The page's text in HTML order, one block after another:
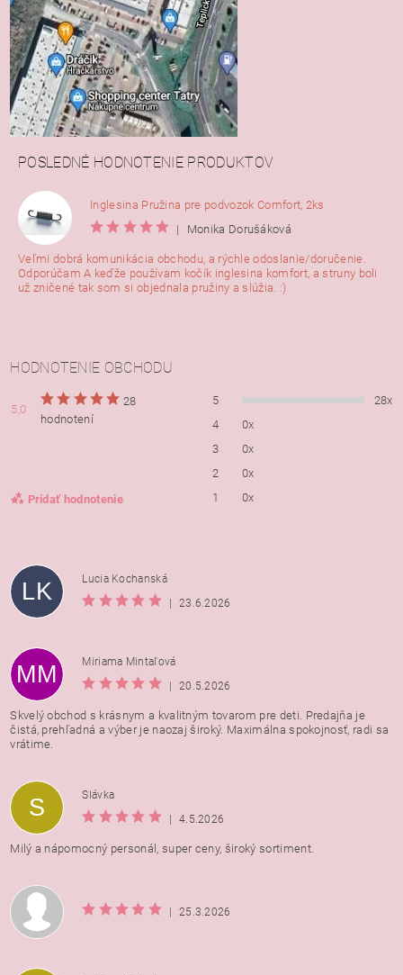
POSLEDNÉ HODNOTENIE PRODUKTOV
Inglesina Pružina pre podvozok Comfort, 2ks
|
Monika Dorušáková
Veľmi dobrá komunikácia obchodu, a rýchle odoslanie/doručenie.
Odporúčam A keďže používam kočík inglesina komfort, a struny boli
už zničené tak som si objednala pružiny a slúžia. :)
HODNOTENIE OBCHODU
5,0
28
hodnotení
Pridať hodnotenie
5
28x
4
0x
3
0x
2
0x
1
0x
Vložením hodnotenie súhlasíte s
osobných údajov
LK
Lucia Kochanská
|
23.6.2026
MM
Miriama Mintaľová
|
20.5.2026
Skvelý obchod s krásnym a kvalitným tovarom pre deti. Predajňa je
čistá, prehľadná a výber je naozaj široký. Maximálna spokojnosť, radi sa
vrátime.
S
Slávka
|
4.5.2026
Milý a nápomocný personál, super ceny, široký sortiment.
| 25.3.2026